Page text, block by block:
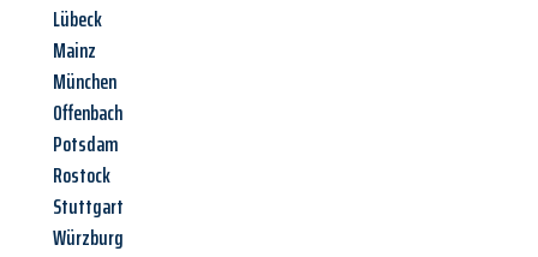
Lübeck
Mainz
München
Offenbach
Potsdam
Rostock
Stuttgart
Würzburg